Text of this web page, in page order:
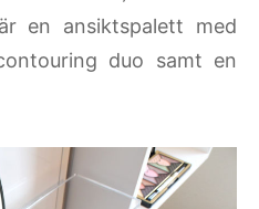
en ansiktspalett med
duo samt en